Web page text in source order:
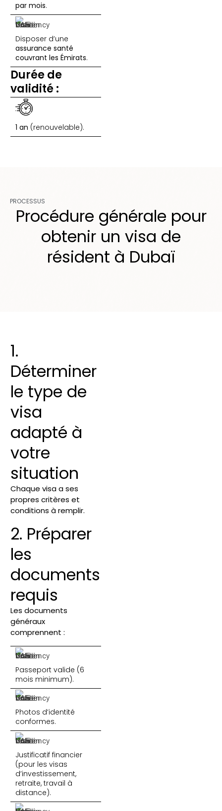
par mois.
Disposer d’une
assurance santé
couvrant les Émirats.
Durée de
validité :
1 an (renouvelable).
PROCESSUS
Procédure générale pour
obtenir un visa de
résident à Dubaï
1.
Déterminer
le type de
visa
adapté à
votre
situation
Chaque visa a ses
propres critères et
conditions à remplir.
2. Préparer
les
documents
requis
Les documents
généraux
comprennent :
Passeport valide (6
mois minimum).
Photos d’identité
conformes.
Justificatif financier
(pour les visas
d’investissement,
retraite, travail à
distance).